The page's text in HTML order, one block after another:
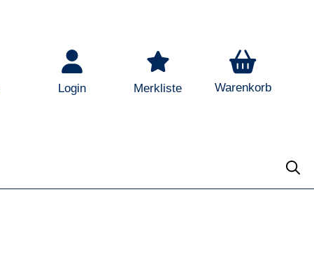
Login Merkliste Warenkorb